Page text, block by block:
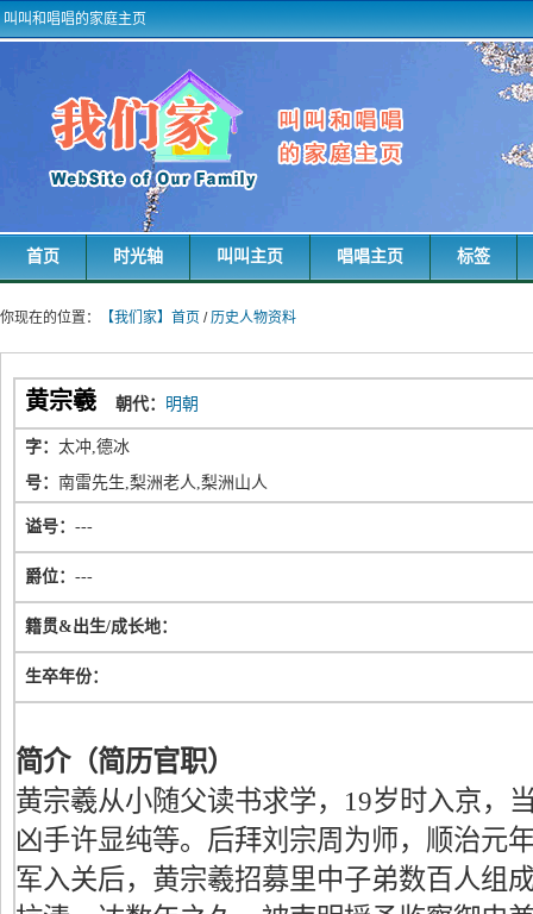
叫叫和唱唱的家庭主页
首页 时光轴 叫叫主页 唱唱主页 标签
你现在的位置： 【我们家】首页 /历史人物资料
黄宗羲 朝代： 明朝
字： 太冲,德冰
号： 南雷先生,梨洲老人,梨洲山人
谥号： ---
爵位： ---
籍贯&出生/成长地：
生卒年份：
简介（简历官职）
黄宗羲从小随父读书求学，19岁时入京，
凶手许显纯等。后拜刘宗周为师，顺治元
军入关后，黄宗羲招募里中子弟数百人组